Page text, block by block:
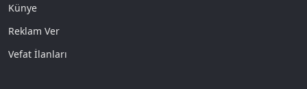
Künye
Reklam Ver
Vefat İlanları